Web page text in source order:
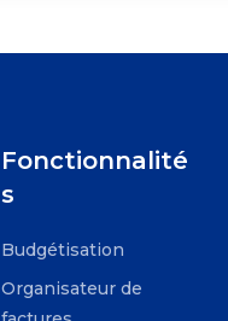
Fonctionnalité
s
Budgétisation
Organisateur de